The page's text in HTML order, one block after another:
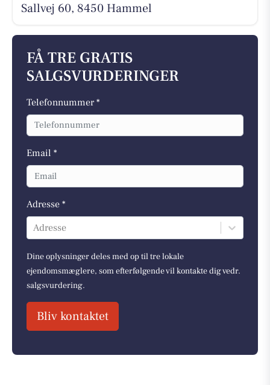
Sallvej 60, 8450 Hammel
FÅ TRE GRATIS
SALGSVURDERINGER
Telefonnummer *
Email *
Adresse *
Adresse
Dine oplysninger deles med op til tre lokale
ejendomsmæglere, som efterfølgende vil kontakte dig vedr.
salgsvurdering.
Bliv kontaktet